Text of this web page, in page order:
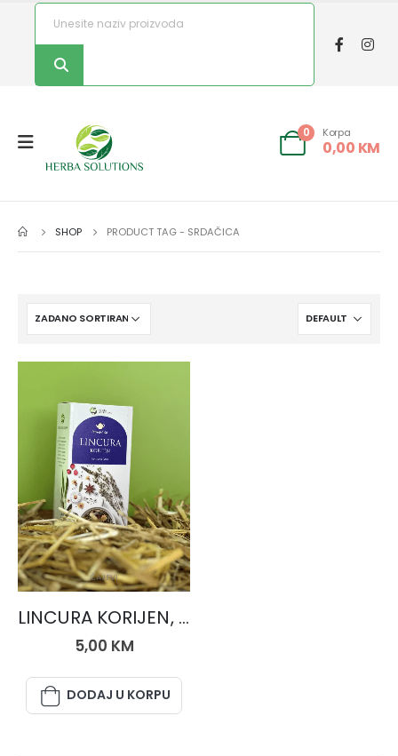
0 Korpa
0,00 KM
SHOP PRODUCT TAG - SRDAČICA
ČAJEVI
LINCURA KORIJEN, čaj 50 gr.
5,00 KM
DODAJ U KORPU